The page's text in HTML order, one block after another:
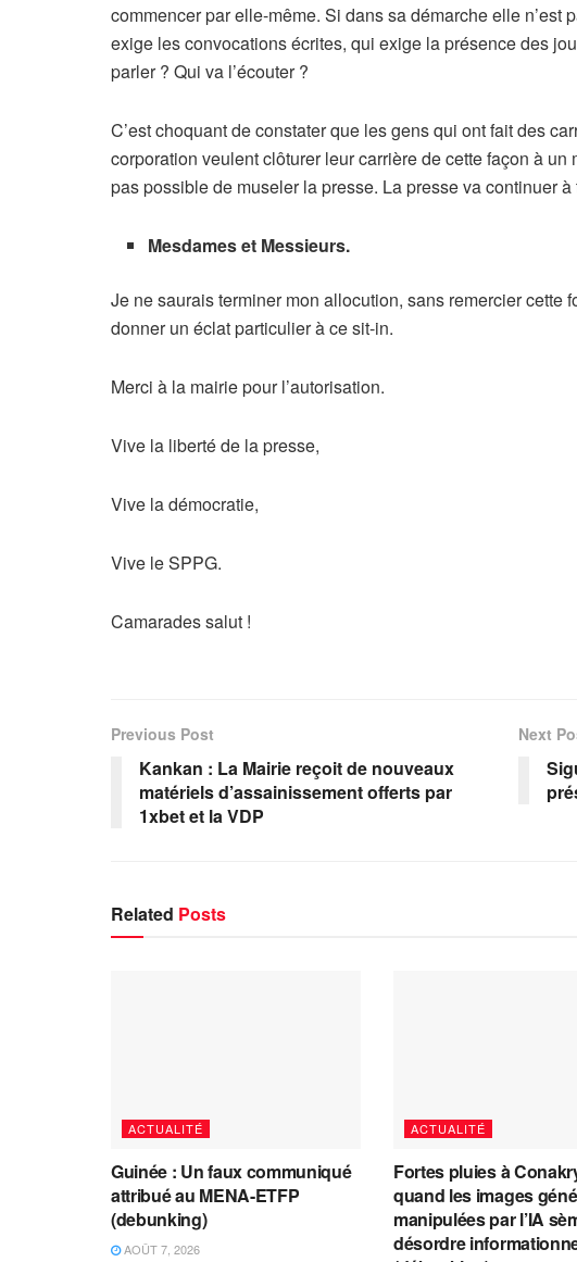
commencer par elle-même. Si dans sa démarche elle n’est
exige les convocations écrites, qui exige la présence des
parler ? Qui va l’écouter ?
C’est choquant de constater que les gens qui ont fait des
corporation veulent clôturer leur carrière de cette façon à un
pas possible de museler la presse. La presse va continuer
Mesdames et Messieurs.
Je ne saurais terminer mon allocution, sans remercier cette
donner un éclat particulier à ce sit-in.
Merci à la mairie pour l’autorisation.
Vive la liberté de la presse,
Vive la démocratie,
Vive le SPPG.
Camarades salut !
Previous Post
Kankan : La Mairie reçoit de nouveaux
matériels d’assainissement offerts par
1xbet et la VDP
Next
Related Posts
ACTUALITÉ
Guinée : Un faux communiqué
attribué au MENA-ETFP
(debunking)
AOÛT 7, 2026
ACTUALITÉ
Fortes pluies à
quand les images
manipulées par l’IA
désordre